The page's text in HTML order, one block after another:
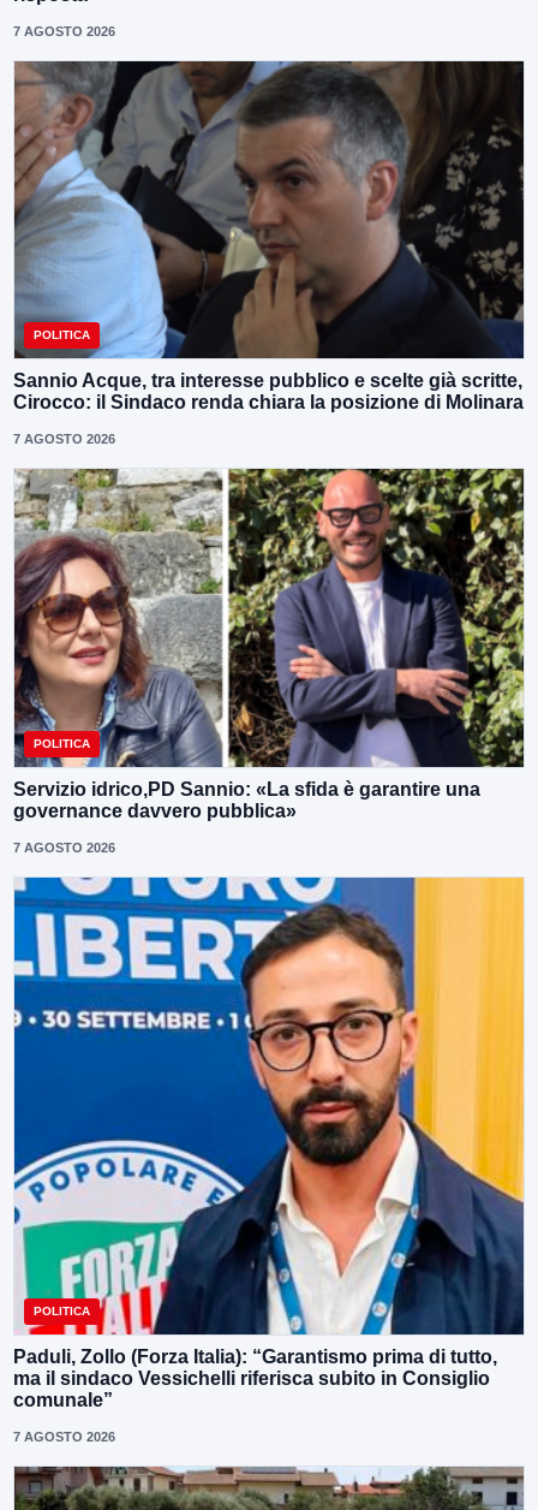
7 AGOSTO 2026
POLITICA
Sannio Acque, tra interesse pubblico e scelte già scritte,
Cirocco: il Sindaco renda chiara la posizione di Molinara
7 AGOSTO 2026
POLITICA
Servizio idrico,PD Sannio: «La sfida è garantire una
governance davvero pubblica»
7 AGOSTO 2026
POLITICA
Paduli, Zollo (Forza Italia): “Garantismo prima di tutto,
ma il sindaco Vessichelli riferisca subito in Consiglio
comunale”
7 AGOSTO 2026